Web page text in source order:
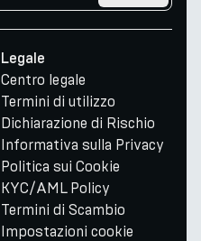
Legale
Centro legale
Termini di utilizzo
Dichiarazione di Rischio
Informativa sulla Privacy
Politica sui Cookie
KYC/AML Policy
Termini di Scambio
Impostazioni cookie